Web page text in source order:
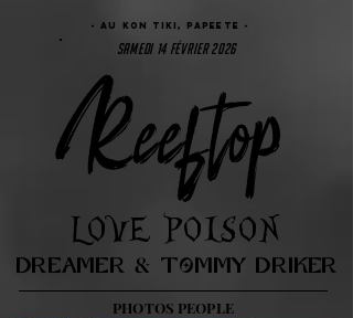
- Au KON TIKI, papeete -
samedi 14 février 2026
Reeftop
LOVE POISON
DREAMER & TOMMY DRIKER
PHOTOS PEOPLE